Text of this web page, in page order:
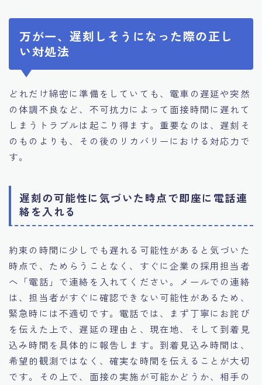
万が一、遅刻しそうになった際の正し
い対処法
どれだけ綿密に準備をしていても、電車の遅延や突然
の体調不良など、不可抗力によって面接時間に遅れて
しまうトラブルは起こり得ます。重要なのは、遅刻そ
のものよりも、その後のリカバリーにおける対応力で
す。
遅刻の可能性に気づいた時点で即座に電話連
絡を入れる
約束の時間に少しでも遅れる可能性があると気づいた
時点で、ためらうことなく、すぐに企業の採用担当者
へ「電話」で連絡を入れてください。メールでの連絡
は、担当者がすぐに確認できない可能性があるため、
緊急時には不適切です。電話では、まず丁寧にお詫び
を伝えた上で、遅延の理由と、現在地、そして到着見
込み時間を具体的に報告します。到着見込み時間は、
希望的観測ではなく、確実な時間を伝えることが大切
です。その上で、面接の実施が可能かどうか、相手の